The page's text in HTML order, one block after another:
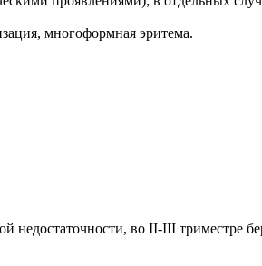
многоформная эритема.
недостаточности, во II-III триместре